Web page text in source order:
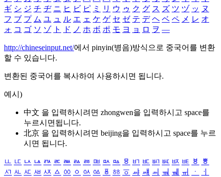
ギ シ ジ チ ヂ ニ ヒ ビ ピ ミ リ ウ ゥ ク グ ス ズ ツ ヅ ッ ヌ
フ ブ プ ム ユ ュ ル エ ェ ケ ゲ セ ゼ テ デ ヘ ベ ペ メ レ オ
ォ コ ゴ ソ ゾ ト ド ノ ホ ボ ポ モ ヨ ョ ロ ヲ ―
http://chineseinput.net/에서 pinyin(병음)방식으로 중국어를 변환
할 수 있습니다.
변환된 중국어를 복사하여 사용하시면 됩니다.
예시)
中文 을 입력하시려면 zhongwen을 입력하시고 space를
누르시면됩니다.
北京 을 입력하시려면 beijing을 입력하시고 space를 누르
시면 됩니다.
ㅥ ㅦ ㅧ ㅨ ㅩ ㅪ ㅫ ㅬ ㅭ ㅮ ㅯ ㅰ ㅱ ㅲ ㅳ ㅴ ㅵ ㅶ ㅷ ㅸ
ㅹ
ㅺ ㅻ ㅼ ㅽ ㅾ ㅿ ㆀ ㆁ ㆂ ㆃ ㆄ ㆅ ㆆ ㆇ ㆈ ㆉ ㆊ ㆋ ㆌ ㆍ
ㆎ